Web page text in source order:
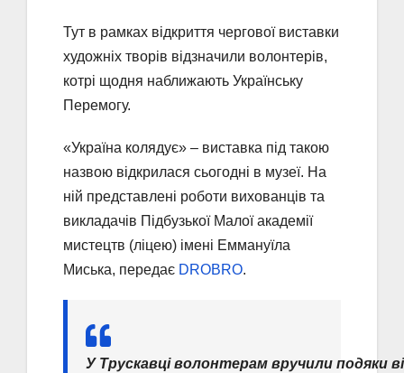
Тут в рамках відкриття чергової виставки
художніх творів відзначили волонтерів,
котрі щодня наближають Українську
Перемогу.
«Україна колядує» – виставка під такою
назвою відкрилася сьогодні в музеї. На
ній представлені роботи вихованців та
викладачів Підбузької Малої академії
мистецтв (ліцею) імені Еммануїла
Миська, передає DROBRO.
У Трускавці волонтерам вручили подяки